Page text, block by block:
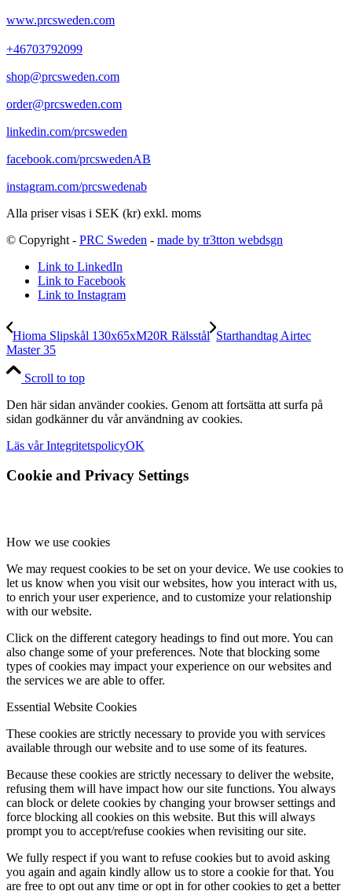
www.prcsweden.com
+46703792099
shop@prcsweden.com
order@prcsweden.com
linkedin.com/prcsweden
facebook.com/prcswedenAB
instagram.com/prcswedenab
Alla priser visas i SEK (kr) exkl. moms
© Copyright - PRC Sweden - made by tr3tton webdsgn
Link to LinkedIn
Link to Facebook
Link to Instagram
Hioma Slipskål 130x65xM20R Rälsstål Starthandtag Airtec
Master 35
Scroll to top
Den här sidan använder cookies. Genom att fortsätta att surfa på
sidan godkänner du vår användning av cookies.
Läs vår IntegritetspolicyOK
Cookie and Privacy Settings
How we use cookies
We may request cookies to be set on your device. We use cookies to
let us know when you visit our websites, how you interact with us,
to enrich your user experience, and to customize your relationship
with our website.
Click on the different category headings to find out more. You can
also change some of your preferences. Note that blocking some
types of cookies may impact your experience on our websites and
the services we are able to offer.
Essential Website Cookies
These cookies are strictly necessary to provide you with services
available through our website and to use some of its features.
Because these cookies are strictly necessary to deliver the website,
refusing them will have impact how our site functions. You always
can block or delete cookies by changing your browser settings and
force blocking all cookies on this website. But this will always
prompt you to accept/refuse cookies when revisiting our site.
We fully respect if you want to refuse cookies but to avoid asking
you again and again kindly allow us to store a cookie for that. You
are free to opt out any time or opt in for other cookies to get a better